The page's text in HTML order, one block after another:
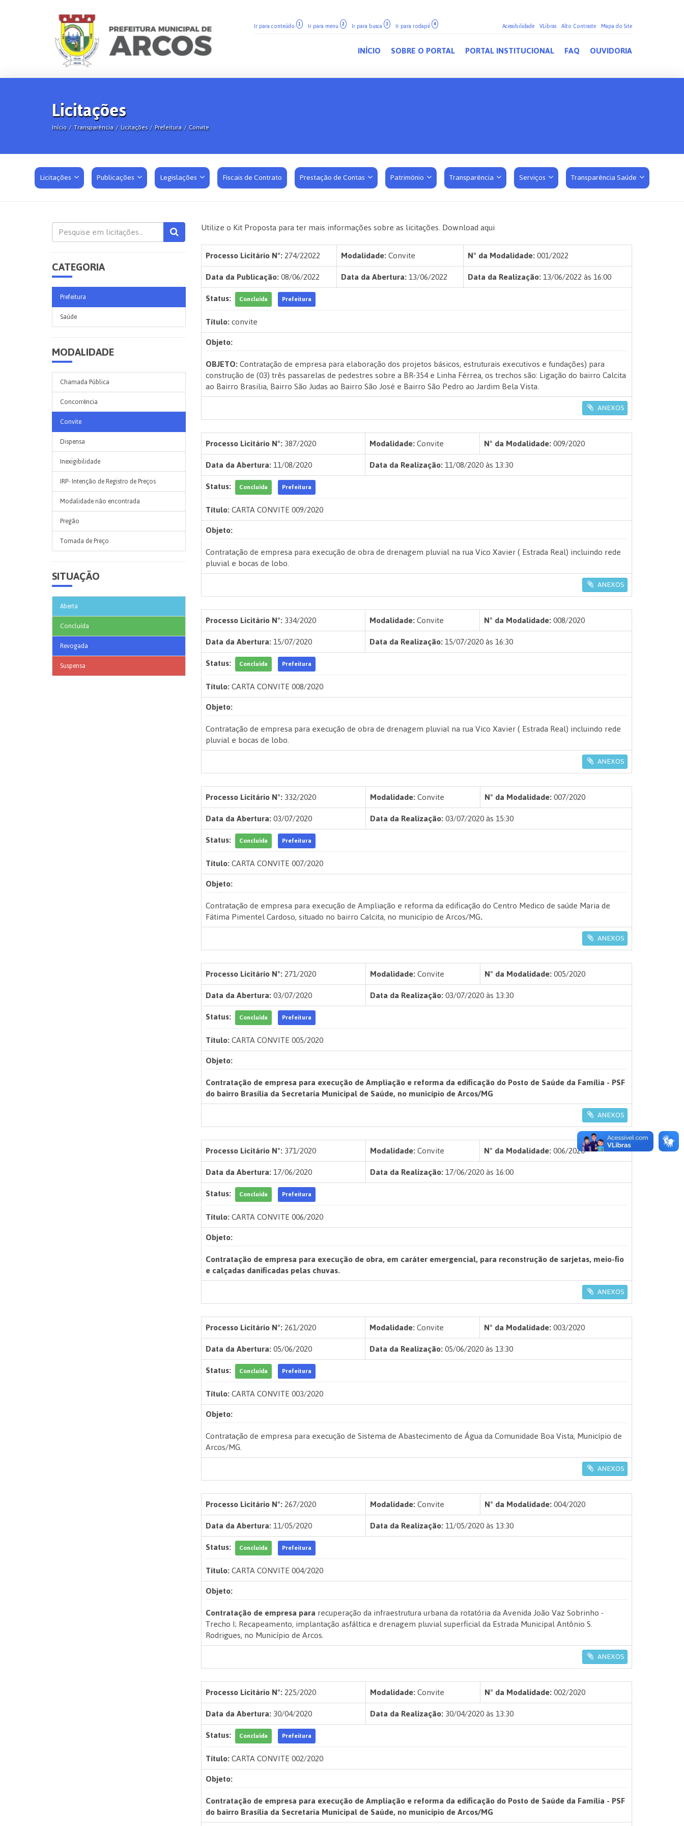
Ir para conteúdo 1 Ir para menu 2 Ir para busca 3 Ir para rodapé 4 Acessibilidade VLibras Alto Contraste Mapa do Site
INÍCIO SOBRE O PORTAL PORTAL INSTITUCIONAL FAQ OUVIDORIA
Licitações
Início Transparência Licitações Prefeitura Convite
Licitações Publicações Legislações Fiscais de Contrato Prestação de Contas Patrimônio Transparência Serviços Transparência Saúde
CATEGORIA
Prefeitura
Saúde
MODALIDADE
Chamada Pública
Concorrência
Convite
Dispensa
Inexigibilidade
IRP- Intenção de Registro de Preços
Modalidade não encontrada
Pregão
Tomada de Preço
SITUAÇÃO
Aberta
Concluída
Revogada
Suspensa
Utilize o Kit Proposta para ter mais informações sobre as licitações.Download aqui
Processo Licitário Nº:274/22022 Modalidade:Convite Nº da Modalidade:001/2022
Data da Publicação:08/06/2022 Data da Abertura:13/06/2022 Data da Realização:13/06/2022 às 16:00
Status:
Concluída Prefeitura
Título:convite
Objeto:
OBJETO:Contratação de empresa para elaboração dos projetos básicos, estruturais executivos e fundações) para
construção de (03) três passarelas de pedestres sobre a BR-354 e Linha Férrea, os trechos são: Ligação do bairro Calcita
ao Bairro Brasilia, Bairro São Judas ao Bairro São José e Bairro São Pedro ao Jardim Bela Vista.
ANEXOS
Processo Licitário Nº:387/2020 Modalidade:Convite Nº da Modalidade:009/2020
Data da Abertura:11/08/2020 Data da Realização:11/08/2020 às 13:30
Status:
Concluída Prefeitura
Título:CARTA CONVITE 009/2020
Objeto:
Contratação de empresa para execução de obra de drenagem pluvial na rua Vico Xavier ( Estrada Real) incluindo rede
pluvial e bocas de lobo.
ANEXOS
Processo Licitário Nº:334/2020 Modalidade:Convite Nº da Modalidade:008/2020
Data da Abertura:15/07/2020 Data da Realização:15/07/2020 às 16:30
Status:
Concluída Prefeitura
Título:CARTA CONVITE 008/2020
Objeto:
Contratação de empresa para execução de obra de drenagem pluvial na rua Vico Xavier ( Estrada Real) incluindo rede
pluvial e bocas de lobo.
ANEXOS
Processo Licitário Nº:332/2020 Modalidade:Convite Nº da Modalidade:007/2020
Data da Abertura:03/07/2020 Data da Realização:03/07/2020 às 15:30
Status:
Concluída Prefeitura
Título:CARTA CONVITE 007/2020
Objeto:
Contratação de empresa para execução de Ampliação e reforma da edificação do Centro Medico de saúde Maria de
Fátima Pimentel Cardoso, situado no bairro Calcita, no município de Arcos/MG.
ANEXOS
Processo Licitário Nº:271/2020 Modalidade:Convite Nº da Modalidade:005/2020
Data da Abertura:03/07/2020 Data da Realização:03/07/2020 às 13:30
Status:
Concluída Prefeitura
Título:CARTA CONVITE 005/2020
Objeto:
Contratação de empresa para execução de Ampliação e reforma da edificação do Posto de Saúde da Família - PSF
do bairro Brasília da Secretaria Municipal de Saúde, no município de Arcos/MG
ANEXOS
Processo Licitário Nº:371/2020 Modalidade:Convite Nº da Modalidade:006/2020
Data da Abertura:17/06/2020 Data da Realização:17/06/2020 às 16:00
Status:
Concluída Prefeitura
Título:CARTA CONVITE 006/2020
Objeto:
Contratação de empresa para execução de obra, em caráter emergencial, para reconstrução de sarjetas, meio-fio
e calçadas danificadas pelas chuvas.
ANEXOS
Processo Licitário Nº:261/2020 Modalidade:Convite Nº da Modalidade:003/2020
Data da Abertura:05/06/2020 Data da Realização:05/06/2020 às 13:30
Status:
Concluída Prefeitura
Título:CARTA CONVITE 003/2020
Objeto:
Contratação de empresa para execução de Sistema de Abastecimento de Água da Comunidade Boa Vista, Município de
Arcos/MG.
ANEXOS
Processo Licitário Nº:267/2020 Modalidade:Convite Nº da Modalidade:004/2020
Data da Abertura:11/05/2020 Data da Realização:11/05/2020 às 13:30
Status:
Concluída Prefeitura
Título:CARTA CONVITE 004/2020
Objeto:
Contratação de empresa pararecuperação da infraestrutura urbana da rotatória da Avenida João Vaz Sobrinho -
Trecho I; Recapeamento, implantação asfáltica e drenagem pluvial superficial da Estrada Municipal Antônio S.
Rodrigues, no Município de Arcos.
ANEXOS
Processo Licitário Nº:225/2020 Modalidade:Convite Nº da Modalidade:002/2020
Data da Abertura:30/04/2020 Data da Realização:30/04/2020 às 13:30
Status:
Concluída Prefeitura
Título:CARTA CONVITE 002/2020
Objeto:
Contratação de empresa para execução de Ampliação e reforma da edificação do Posto de Saúde da Família - PSF
do bairro Brasília da Secretaria Municipal de Saúde, no município de Arcos/MG